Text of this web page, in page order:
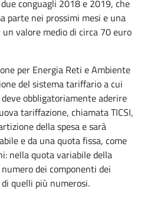
conguagli 2018 e 2019, che
parte nei prossimi mesi e una
valore medio di circa 70 euro
per Energia Reti e Ambiente
del sistema tariffario a cui
obbligatoriamente aderire
tariffazione, chiamata TICSI,
della spesa e sarà
e da una quota fissa, come
nella quota variabile della
dei componenti dei
quelli più numerosi.